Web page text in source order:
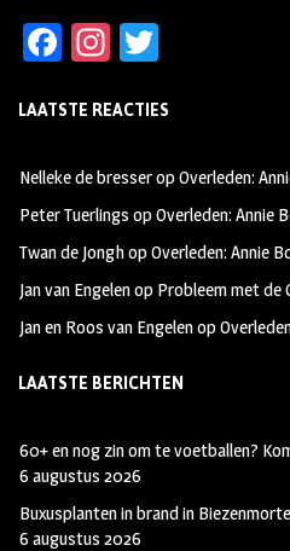
Fa
b
oo
k
In
ag
m
tt
LAATSTE REACTIES
Nelleke de bresseropOverleden:
Peter Tuerlings opOverleden: Annie
Twan de JonghopOverleden: Annie
Jan van Engelenop Probleem met de
Jan en Roos van Engelenop
LAATSTE BERICHTEN
60+ en nog zin om te voetballen?
6 augustus 2026
Buxusplanten in brand in
6 augustus 2026